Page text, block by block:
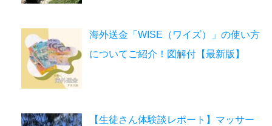
海外送金「WISE（ワイズ）」の使い方
についてご紹介！図解付【最新版】
【生徒さん体験談レポート】マッサー